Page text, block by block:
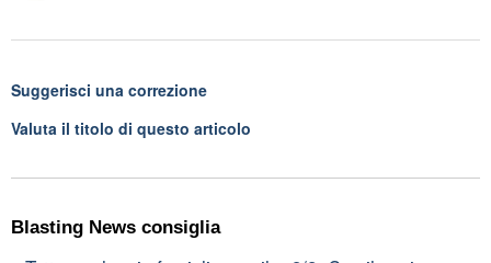
Suggerisci una correzione
Valuta il titolo di questo articolo
Blasting News consiglia